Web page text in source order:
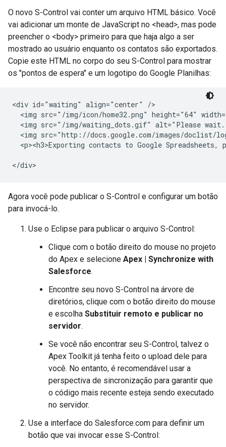
O novo S-Control vai conter um arquivo HTML básico. Você
vai adicionar um monte de JavaScript no <head>, mas pode
preencher o <body> primeiro para que haja algo a ser
mostrado ao usuário enquanto os contatos são exportados.
Copie este HTML no corpo do seu S-Control para mostrar
os "pontos de espera" e um logotipo do Google Planilhas:
<div id="waiting" align="center" />
<img src="/img/icon/home32.png" height="64"
<img src="/img/waiting_dots.gif" alt="Please
<img src="http://docs.google.com/images/doclist/
<p><h3>Exporting contacts to Google Spreadsheets,
Agora você pode publicar o S-Control e configurar um botão
para invocá-lo.
Use o Eclipse para publicar o arquivo S-Control:
Clique com o botão direito do mouse no projeto
do Apex e selecione Apex | Synchronize with
Salesforce.
Encontre seu novo S-Control na árvore de
diretórios, clique com o botão direito do mouse
e escolha Substituir remoto e publicar no
servidor.
Se você não encontrar seu S-Control, talvez o
Apex Toolkit já tenha feito o upload dele para
você. No entanto, é recomendável usar a
perspectiva de sincronização para garantir que
o código mais recente esteja sendo executado
no servidor.
Use a interface do Salesforce.com para definir um
botão que vai invocar esse S-Control: